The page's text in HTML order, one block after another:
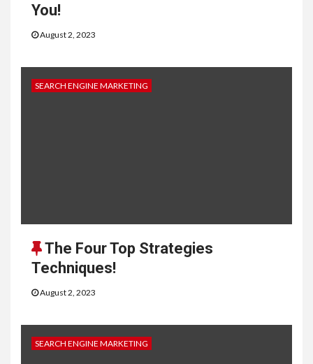
You!
August 2, 2023
SEARCH ENGINE MARKETING
The Four Top Strategies
Techniques!
August 2, 2023
SEARCH ENGINE MARKETING